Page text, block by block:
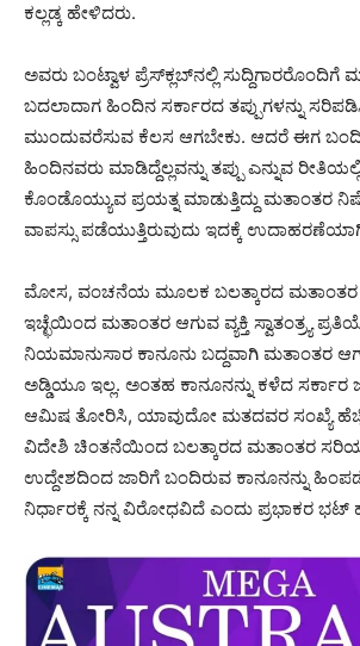
ಕಲ್ಲಡ್ಕ ಹೇಳಿದರು.
ಅವರು ಬಂಟ್ವಾಳ ಪ್ರೆಸ್‍ಕ್ಲಬ್‍ನಲ್ಲಿ ಸುದ್ದಿಗಾರರೊಂದಿಗೆ
ಬದಲಾದಾಗ ಹಿಂದಿನ ಸರ್ಕಾರದ ತಪ್ಪುಗಳನ್ನು
ಮುಂದುವರೆಸುವ ಕೆಲಸ ಆಗಬೇಕು. ಆದರೆ ಈಗ
ಹಿಂದಿನವರು ಮಾಡಿದ್ದೆಲ್ಲವನ್ನು ತಪ್ಪು ಎನ್ನುವ
ಕೊಂಡೊಯ್ಯುವ ಪ್ರಯತ್ನ ಮಾಡುತ್ತಿದ್ದು ಮತಾಂತರ
ವಾಪಸ್ಸು ಪಡೆಯುತ್ತಿರುವುದು ಇದಕ್ಕೆ
ಮೋಸ, ವಂಚನೆಯ ಮೂಲಕ ಬಲತ್ಕಾರದ ಮತಾಂತರ
ಇಚ್ಛೆಯಿಂದ ಮತಾಂತರ ಆಗುವ ವ್ಯಕ್ತಿ ಸ್ವಾತಂತ್ರ್ಯ
ನಿಯಮಾನುಸಾರ ಕಾನೂನು ಬದ್ದವಾಗಿ ಮತಾಂತರ
ಅಡ್ಡಿಯೂ ಇಲ್ಲ. ಅಂತಹ ಕಾನೂನನ್ನು ಕಳೆದ ಸರ್ಕಾರ
ಆಮಿಷ ತೋರಿಸಿ, ಯಾವುದೋ ಮತದವರ ಸಂಖ್ಯೆ
ವಿದೇಶಿ ಚಿಂತನೆಯಿಂದ ಬಲತ್ಕಾರದ ಮತಾಂತರ
ಉದ್ದೇಶದಿಂದ ಜಾರಿಗೆ ಬಂದಿರುವ ಕಾನೂನನ್ನು
ನಿರ್ಧಾರಕ್ಕೆ ನನ್ನ ವಿರೋಧವಿದೆ ಎಂದು ಪ್ರಭಾಕರ ಭಟ್